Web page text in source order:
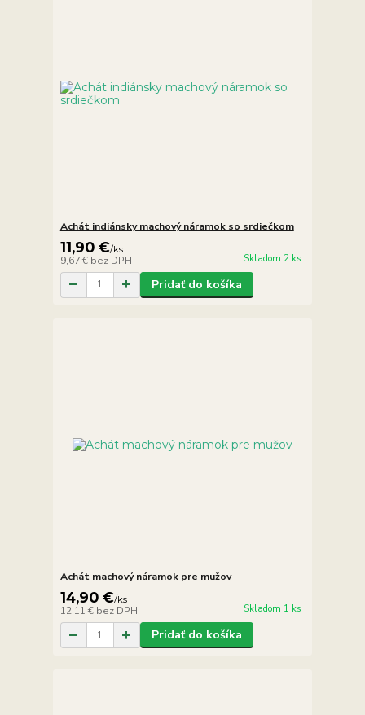
Achát indiánsky machový náramok so srdiečkom
11,90 €/ks
9,67 € bez DPH Skladom 2 ks
Pridať do košíka
Achát machový náramok pre mužov
14,90 €/ks
12,11 € bez DPH Skladom 1 ks
Pridať do košíka